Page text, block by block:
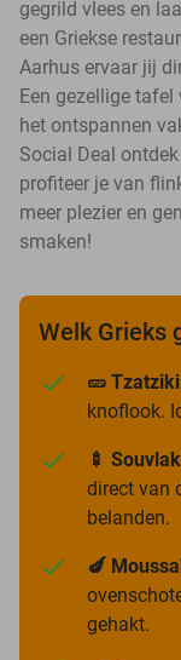
gegrild vlees en
een Griekse
Aarhus ervaar jij
Een gezellige
het ontspannen
Social Deal
profiteer je van
meer plezier en
smaken!
Welk Grieks
🥒
knoflook.
🍢
direct van
belanden.
🍆
gehakt.